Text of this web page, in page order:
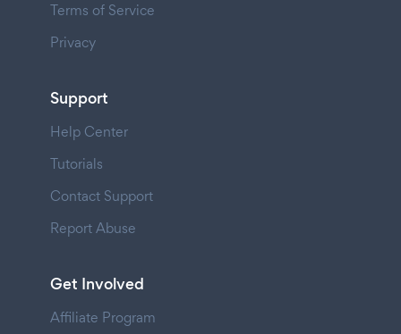
Terms of Service
Privacy
Support
Help Center
Tutorials
Contact Support
Report Abuse
Get Involved
Affiliate Program